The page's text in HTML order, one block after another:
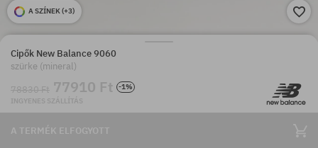
A SZÍNEK (+3)
Cipők New Balance 9060
szürke (mineral)
78830 Ft 77910 Ft
-1%
INGYENES SZÁLLÍTÁS
A TERMÉK ELFOGYOTT